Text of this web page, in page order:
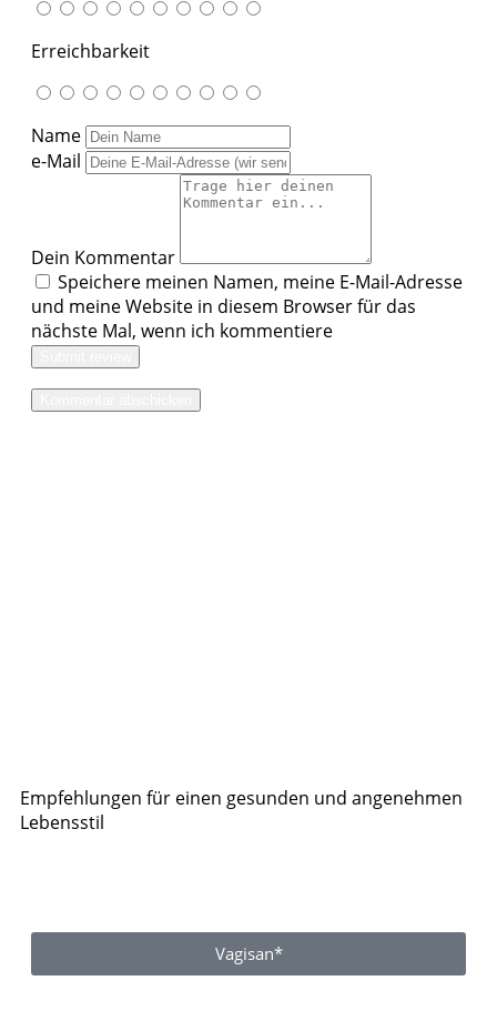
Erreichbarkeit
Name
e-Mail
Dein Kommentar
Speichere meinen Namen, meine E-Mail-Adresse
und meine Website in diesem Browser für das
nächste Mal, wenn ich kommentiere
Empfehlungen für einen gesunden und angenehmen
Lebensstil
Vagisan*